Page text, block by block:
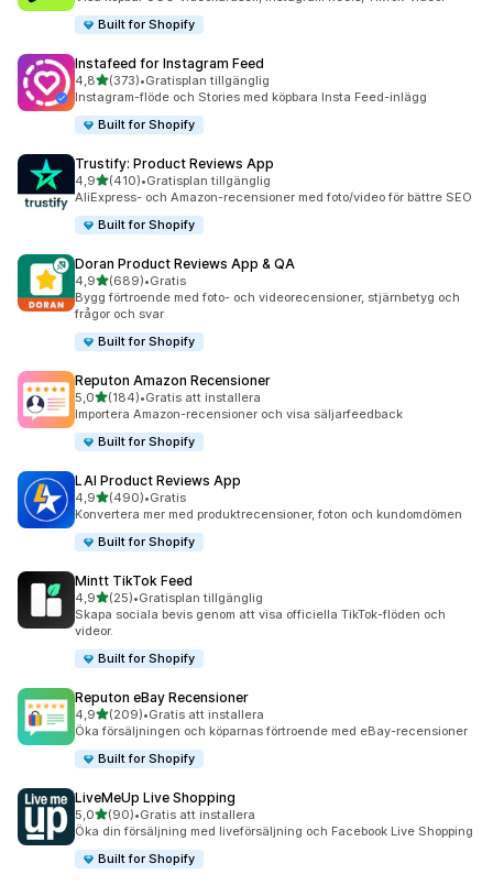
Built for Shopify
Instafeed for Instagram Feed
4,8av 5 stjärnor
(373)
373 recensioner totalt
•Gratisplan tillgänglig
Instagram-flöde och Stories med köpbara Insta Feed-inlägg
Built for Shopify
Trustify: Product Reviews App
4,9av 5 stjärnor
(410)
410 recensioner totalt
•Gratisplan tillgänglig
AliExpress- och Amazon-recensioner med foto/video för bättre SEO
Built for Shopify
Doran Product Reviews App & QA
4,9av 5 stjärnor
(689)
689 recensioner totalt
•Gratis
Bygg förtroende med foto- och videorecensioner, stjärnbetyg och
frågor och svar
Built for Shopify
Reputon Amazon Recensioner
5,0av 5 stjärnor
(184)
184 recensioner totalt
•Gratis att installera
Importera Amazon-recensioner och visa säljarfeedback
Built for Shopify
LAI Product Reviews App
4,9av 5 stjärnor
(490)
490 recensioner totalt
•Gratis
Konvertera mer med produktrecensioner, foton och kundomdömen
Built for Shopify
Mintt TikTok Feed
4,9av 5 stjärnor
(25)
25 recensioner totalt
•Gratisplan tillgänglig
Skapa sociala bevis genom att visa officiella TikTok-flöden och
videor.
Built for Shopify
Reputon eBay Recensioner
4,9av 5 stjärnor
(209)
209 recensioner totalt
•Gratis att installera
Öka försäljningen och köparnas förtroende med eBay-recensioner
Built for Shopify
LiveMeUp Live Shopping
5,0av 5 stjärnor
(90)
90 recensioner totalt
•Gratis att installera
Öka din försäljning med liveförsäljning och Facebook Live Shopping
Built for Shopify